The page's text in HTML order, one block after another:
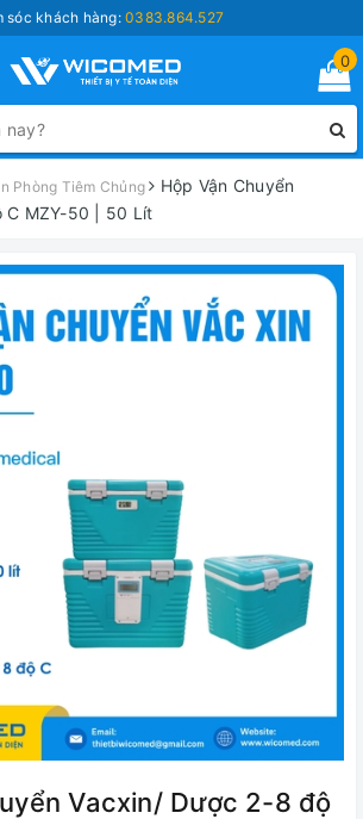
sóc khách hàng:0383.864.527
0
Phòng Tiêm Chủng
Hộp Vận Chuyển
C MZY-50 | 50 Lít
Vacxin/ Dược 2-8 độ